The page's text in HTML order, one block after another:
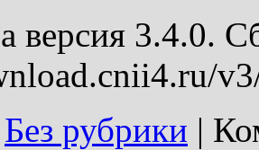
версия 3.4.0.
Без рубрики |